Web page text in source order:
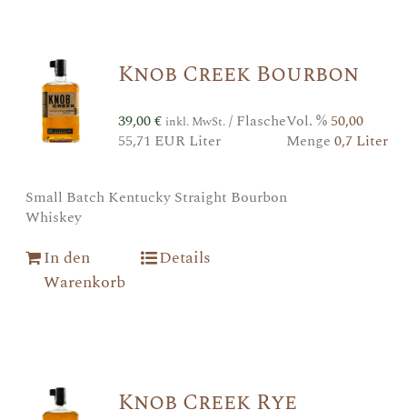
Knob Creek Bourbon
39,00€ inkl. MwSt. / Flasche
55,71 EUR Liter
Vol. % 50,00
Menge0,7 Liter
Small Batch Kentucky Straight Bourbon
Whiskey
In den
Warenkorb
Details
Knob Creek Rye